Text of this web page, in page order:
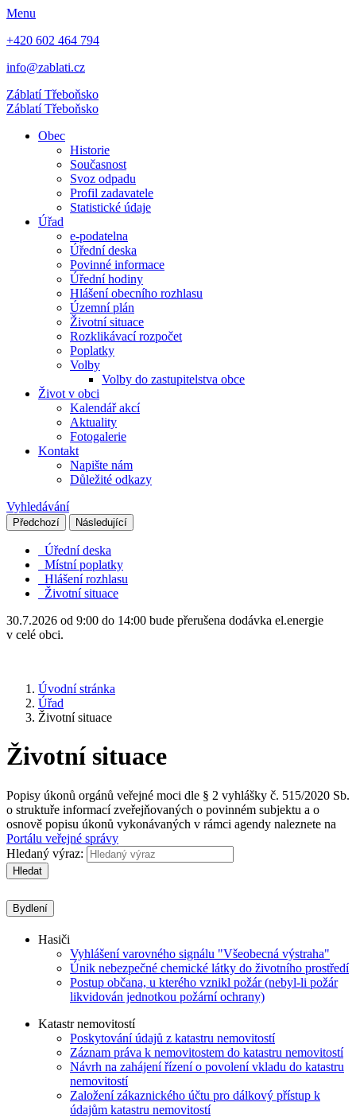
Menu
+420 602 464 794
info@zablati.cz
ZáblatíTřeboňsko
ZáblatíTřeboňsko
Obec
Historie
Současnost
Svoz odpadu
Profil zadavatele
Statistické údaje
Úřad
e-podatelna
Úřední deska
Povinné informace
Úřední hodiny
Hlášení obecního rozhlasu
Územní plán
Životní situace
Rozklikávací rozpočet
Poplatky
Volby
Volby do zastupitelstva obce
Život v obci
Kalendář akcí
Aktuality
Fotogalerie
Kontakt
Napište nám
Důležité odkazy
Vyhledávání
Předchozí Následující
Úřední deska
Místní poplatky
Hlášení rozhlasu
Životní situace
30.7.2026 od 9:00 do 14:00 bude přerušena dodávka el.energie
v celé obci.
Úvodní stránka
Úřad
Životní situace
Životní situace
Popisy úkonů orgánů veřejné moci dle § 2 vyhlášky č. 515/2020 Sb.
o struktuře informací zveřejňovaných o povinném subjektu a o
osnově popisu úkonů vykonávaných v rámci agendy naleznete na
Portálu veřejné správy
Hledaný výraz:
Hledat
Bydlení
Hasiči
Vyhlášení varovného signálu "Všeobecná výstraha"
Únik nebezpečné chemické látky do životního prostředí
Postup občana, u kterého vznikl požár (nebyl-li požár
likvidován jednotkou požární ochrany)
Katastr nemovitostí
Poskytování údajů z katastru nemovitostí
Záznam práva k nemovitostem do katastru nemovitostí
Návrh na zahájení řízení o povolení vkladu do katastru
nemovitostí
Založení zákaznického účtu pro dálkový přístup k
údajům katastru nemovitostí